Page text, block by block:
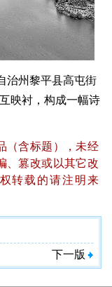
州黎平县高屯街
映衬，构成一幅诗
（含标题），未经
、篡改或以其它改
转载的请注明来
下一版